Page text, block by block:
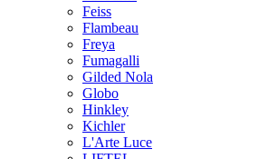
Feiss
Flambeau
Freya
Fumagalli
Gilded Nola
Globo
Hinkley
Kichler
L'Arte Luce